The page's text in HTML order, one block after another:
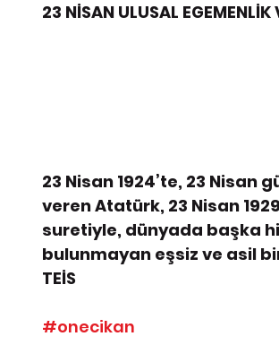
23 NİSAN ULUSAL
23 Nisan 1924’te, 23
veren Atatürk, 23 Nisan
suretiyle, dünyada başka
bulunmayan eşsiz ve asil
TEİS
#onecikan